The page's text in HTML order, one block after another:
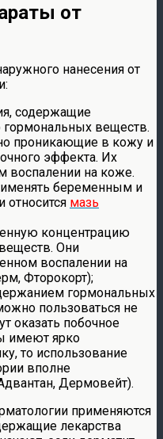
от
нанесения от
содержащие
веществ.
проникающие в кожу и
эффекта. Их
на коже.
беременным и
относится мазь
концентрацию
Они
воспалении на
Фторокорт);
гормональных
пользоваться не
оказать побочное
имеют ярко
то использование
вполне
Дермовейт).
применяются
лекарства